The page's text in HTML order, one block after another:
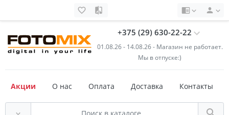
+375 (29) 630-22-22
01.08.26 - 14.08.26 - Магазин не работает.
Мы в отпуске:)
Акции О нас Оплата Доставка Контакты